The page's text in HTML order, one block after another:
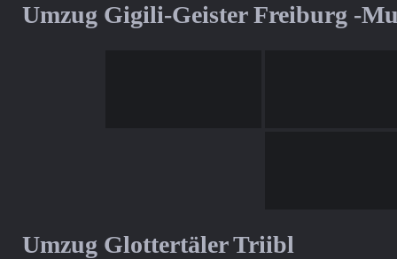
Umzug Gigili-Geister Freiburg -
Umzug Glottertäler Triibl